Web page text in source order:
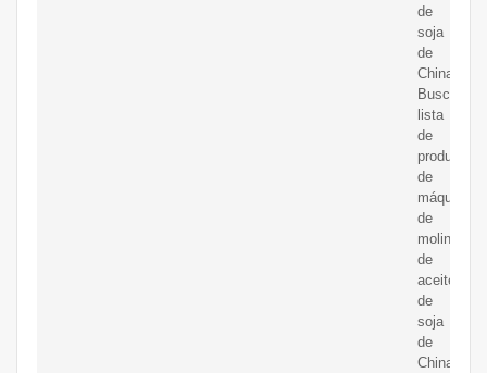
de
soja
de
China,
Buscar
lista
de
productos
de
máquina
de
molino
de
aceite
de
soja
de
China